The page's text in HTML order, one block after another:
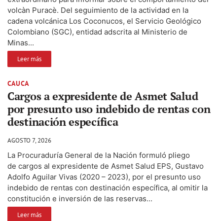
volcàn Puracè. Del seguimiento de la actividad en la
cadena volcánica Los Coconucos, el Servicio Geológico
Colombiano (SGC), entidad adscrita al Ministerio de
Minas...
Leer más
CAUCA
Cargos a expresidente de Asmet Salud
por presunto uso indebido de rentas con
destinación específica
AGOSTO 7, 2026
La Procuraduría General de la Nación formuló pliego
de cargos al expresidente de Asmet Salud EPS, Gustavo
Adolfo Aguilar Vivas (2020 – 2023), por el presunto uso
indebido de rentas con destinación específica, al omitir la
constitución e inversión de las reservas...
Leer más